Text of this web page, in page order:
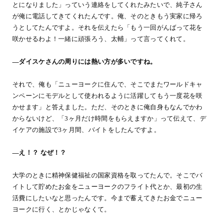
とになりました」っていう連絡をしてくれたみたいで、純子さん
が俺に電話してきてくれたんです。俺、そのときもう実家に帰ろ
うとしてたんですよ。それを伝えたら「もう一回がんばって花を
咲かせるわよ！一緒に頑張ろう、太輔」って言ってくれて。
―ダイスケさんの周りには熱い方が多いですね。
それで、俺も「ニューヨークに住んで、そこでまたワールドキャ
ンペーンにモデルとして使われるように活躍してもう一度花を咲
かせます」と答えました。ただ、そのときに俺自身もなんでかわ
からないけど、「3ヶ月だけ時間をもらえますか」って伝えて、デ
イケアの施設で3ヶ月間、バイトをしたんですよ。
―え！？ なぜ！？
大学のときに精神保健福祉の国家資格を取ってたんで。そこでバ
イトして貯めたお金をニューヨークのフライト代とか、最初の生
活費にしたいなと思ったんです。今まで蓄えてきたお金でニュー
ヨークに行く、とかじゃなくて。